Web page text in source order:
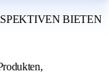
BIETEN